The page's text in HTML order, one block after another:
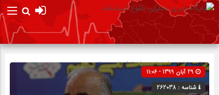
صفحه نخستاجتماعی»اخبار استان»سلامت
شناسه : 262038